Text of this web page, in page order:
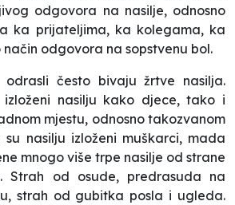
odgovora na nasilje, odnosno
ka prijateljima, ka kolegama, ka
odgovora na sopstvenu bol.
često bivaju žrtve nasilja.
izloženi nasilju kako djece, tako i
mjestu, odnosno takozvanom
nasilju izloženi muškarci, mada
mnogo više trpe nasilje od strane
Strah od osude, predrasuda na
strah od gubitka posla i ugleda.